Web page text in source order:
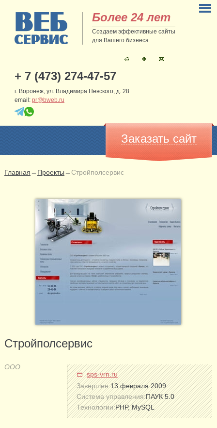
Более 24 лет
Создаем эффективные сайты
для Вашего бизнеса
+ 7 (473) 274-47-57
г. Воронеж, ул. Владимира Невского, д. 28
email: pr@bweb.ru
Заказать сайт
Главная → Проекты →Стройполсервис
Стройполсервис
sps-vrn.ru
Завершен:13 февраля 2009
Система управления:ПАУК 5.0
Технологии:PHP, MySQL
ООО